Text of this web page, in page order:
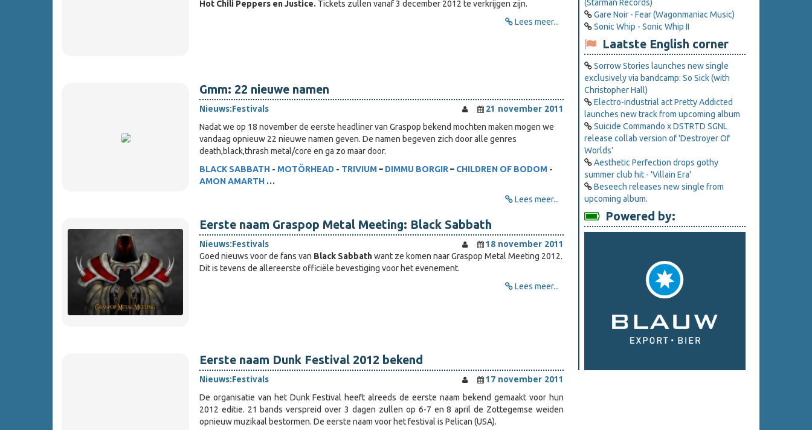
Hot Chili Peppers en Justice. Tickets zullen vanaf 3 december 2012 te verkrijgen zijn.
Lees meer...
Gmm: 22 nieuwe namen
Nieuws:Festivals
21 november 2011
Nadat we op 18 november de eerste headliner van Graspop bekend mochten maken mogen we
vandaag opnieuw 22 nieuwe namen geven. De namen begeven zich door alle genres
death,black,thrash metal/core en ga zo maar door.
BLACK SABBATH - MOTÖRHEAD - TRIVIUM– DIMMU BORGIR – CHILDREN OF BODOM-
AMON AMARTH …
Lees meer...
Eerste naam Graspop Metal Meeting: Black Sabbath
Nieuws:Festivals
18 november 2011
Goed nieuws voor de fans van Black Sabbathwant ze komen naar Graspop Metal Meeting 2012.
Dit is tevens de allereerste officiële bevestiging voor het evenement.
Lees meer...
Eerste naam Dunk Festival 2012 bekend
Nieuws:Festivals
17 november 2011
De organisatie van het Dunk Festival heeft alreeds de eerste naam bekend gemaakt voor hun
2012 editie. 21 bands verspreid over 3 dagen zullen op 6-7 en 8 april de Zottegemse weiden
opnieuw muzikaal bestormen. De eerste naam voor het festival is Pelican (USA).
(Starman Records)
Gare Noir - Fear (Wagonmaniac Music)
Sonic Whip - Sonic Whip II
Laatste English corner
Sorrow Stories launches new single
exclusively via bandcamp: So Sick (with
Christopher Hall)
Electro-industrial act Pretty Addicted
launches new track from upcoming album
Suicide Commando x DSTRTD SGNL
release collab version of 'Destroyer Of
Worlds'
Aesthetic Perfection drops gothy
summer club hit - 'Villain Era'
Beseech releases new single from
upcoming album.
Powered by: